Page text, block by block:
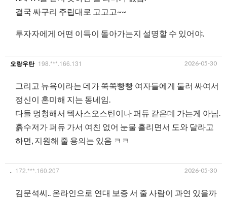
결국 싸구리 주립대로 고고고~~
투자자에게 어떤 이득이 돌아가는지 설명할 수 있어야.
오랑우탄 198.***.166.131 2026-05-30
그리고 뉴욕이라는 데가 쭉쭉빵빵 여자들에게 둘러 싸여서
정신이 혼미해 지는 동네임.
다들 멍청해서 텍사스오스틴이나 퍼듀 같은데 가는게 아님.
흙수저가 퍼듀 가서 여친 없어 눈물 흘리면서 도와 달라고
하면, 지원해 줄 용의는 있음 ㅋㅋ
. 172.***.160.207 2026-05-30
김문석씨.. 온라인으로 연대 보증 서 줄 사람이 과연 있을까